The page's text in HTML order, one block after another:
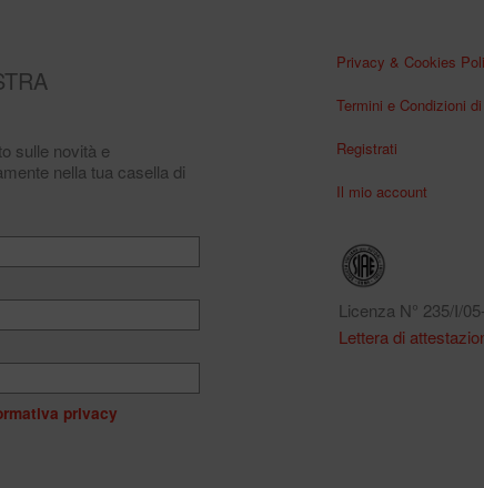
sulle novità e
nella tua casella di
privacy
Privacy & Cookies
Termini e Condizioni
Registrati
Il mio account
Licenza N° 235/I/
Lettera di